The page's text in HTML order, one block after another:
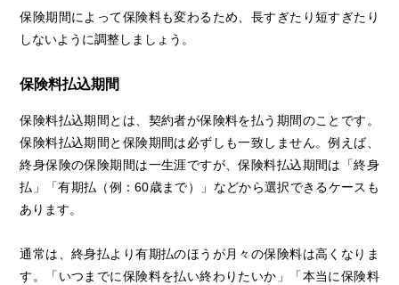
保険期間によって保険料も変わるため、長すぎたり短すぎたり
しないように調整しましょう。
保険料払込期間
保険料払込期間とは、契約者が保険料を払う期間のことです。
保険料払込期間と保険期間は必ずしも一致しません。例えば、
終身保険の保険期間は一生涯ですが、保険料払込期間は「終身
払」「有期払（例：60歳まで）」などから選択できるケースも
あります。
通常は、終身払より有期払のほうが月々の保険料は高くなりま
す。「いつまでに保険料を払い終わりたいか」「本当に保険料